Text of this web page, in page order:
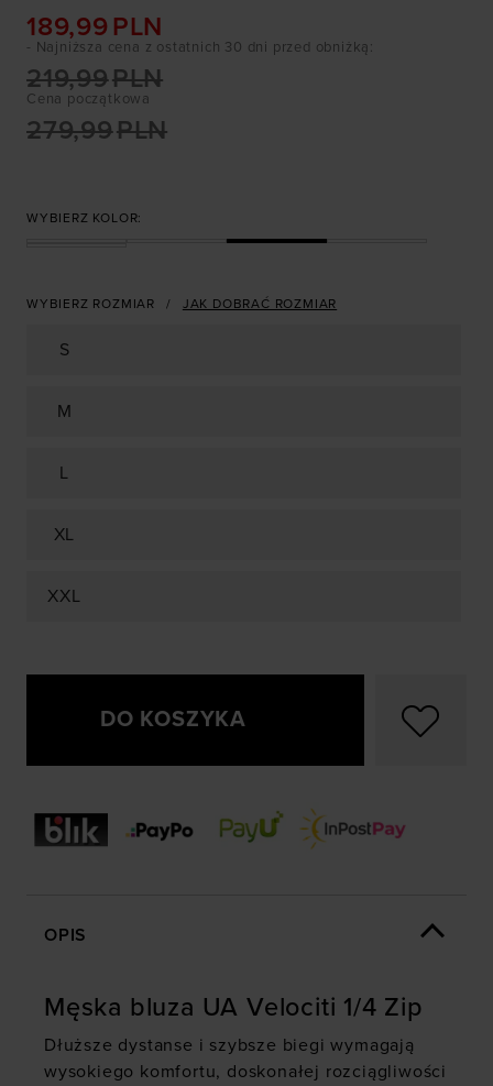
189,99 PLN
Cena początkowa
279,99PLN
219,99PLN
- Najniższa cena z ostatnich 30 dni przed obniżką:
WYBIERZ KOLOR:
WYBIERZ ROZMIAR JAK DOBRAĆ ROZMIAR
S
M
L
XL
XXL
DO KOSZYKA
OPIS
Męska bluza UA Velociti 1/4 Zip
Dłuższe dystanse i szybsze biegi wymagają
wysokiego komfortu, doskonałej rozciągliwości